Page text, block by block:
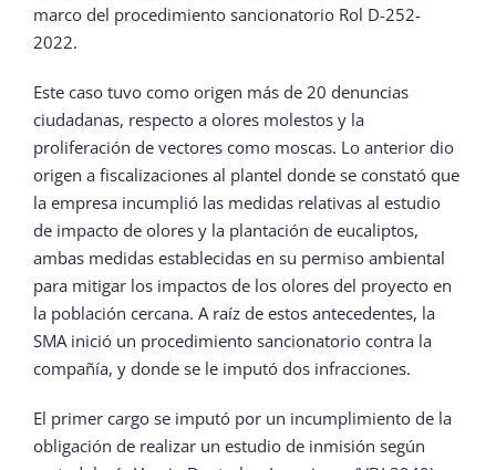
marco del procedimiento sancionatorio Rol D-252-
2022.
Este caso tuvo como origen más de 20 denuncias
ciudadanas, respecto a olores molestos y la
proliferación de vectores como moscas. Lo anterior dio
origen a fiscalizaciones al plantel donde se constató que
la empresa incumplió las medidas relativas al estudio
de impacto de olores y la plantación de eucaliptos,
ambas medidas establecidas en su permiso ambiental
para mitigar los impactos de los olores del proyecto en
la población cercana. A raíz de estos antecedentes, la
SMA inició un procedimiento sancionatorio contra la
compañía, y donde se le imputó dos infracciones.
El primer cargo se imputó por un incumplimiento de la
obligación de realizar un estudio de inmisión según